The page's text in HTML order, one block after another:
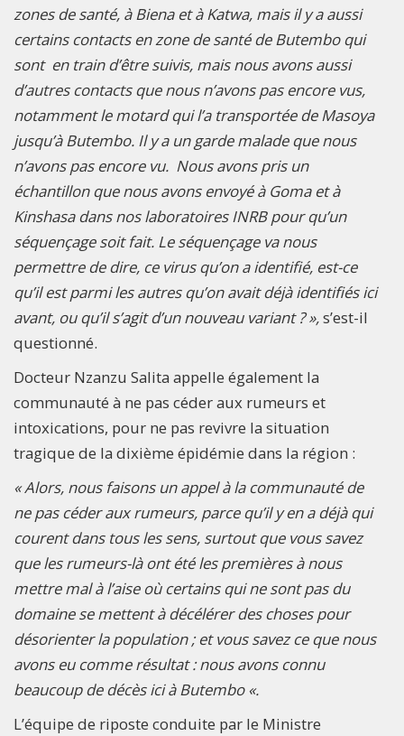
zones de santé, à Biena et à Katwa, mais il y a aussi
certains contacts en zone de santé de Butembo qui
sont en train d’être suivis, mais nous avons aussi
d’autres contacts que nous n’avons pas encore vus,
notamment le motard qui l’a transportée de Masoya
jusqu’à Butembo. Il y a un garde malade que nous
n’avons pas encore vu. Nous avons pris un
échantillon que nous avons envoyé à Goma et à
Kinshasa dans nos laboratoires INRB pour qu’un
séquençage soit fait. Le séquençage va nous
permettre de dire, ce virus qu’on a identifié, est-ce
qu’il est parmi les autres qu’on avait déjà identifiés ici
avant, ou qu’il s’agit d’un nouveau variant ? »,s’est-il
questionné.
Docteur Nzanzu Salita appelle également la
communauté à ne pas céder aux rumeurs et
intoxications, pour ne pas revivre la situation
tragique de la dixième épidémie dans la région :
« Alors, nous faisons un appel à la communauté de
ne pas céder aux rumeurs, parce qu’il y en a déjà qui
courent dans tous les sens, surtout que vous savez
que les rumeurs-là ont été les premières à nous
mettre mal à l’aise où certains qui ne sont pas du
domaine se mettent à décélérer des choses pour
désorienter la population ; et vous savez ce que nous
avons eu comme résultat : nous avons connu
beaucoup de décès ici à Butembo «.
L’équipe de riposte conduite par le Ministre